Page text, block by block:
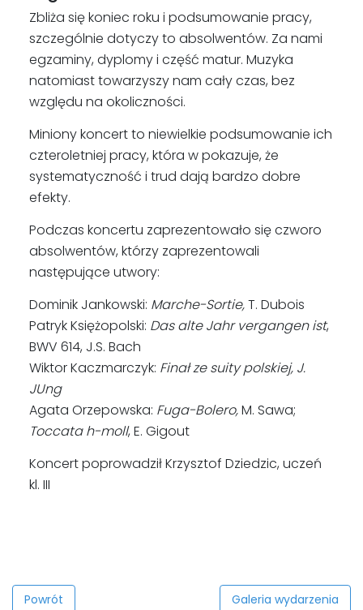
Zbliża się koniec roku i podsumowanie pracy,
szczególnie dotyczy to absolwentów. Za nami
egzaminy, dyplomy i część matur. Muzyka
natomiast towarzyszy nam cały czas, bez
względu na okoliczności.
Miniony koncert to niewielkie podsumowanie ich
czteroletniej pracy, która w pokazuje, że
systematyczność i trud dają bardzo dobre
efekty.
Podczas koncertu zaprezentowało się czworo
absolwentów, którzy zaprezentowali
następujące utwory:
Dominik Jankowski: Marche-Sortie,T. Dubois
Patryk Księżopolski: Das alte Jahr vergangen ist,
BWV 614, J.S. Bach
Wiktor Kaczmarczyk: Finał ze suity polskiej, J.
JUng
Agata Orzepowska: Fuga-Bolero,M. Sawa;
Toccata h-moll, E. Gigout
Koncert poprowadził Krzysztof Dziedzic, uczeń
kl. III
Powrót Galeria wydarzenia